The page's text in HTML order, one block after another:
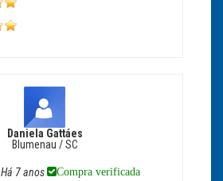
Daniela Gattáes
Blumenau / SC
Há 7 anos Compra verificada